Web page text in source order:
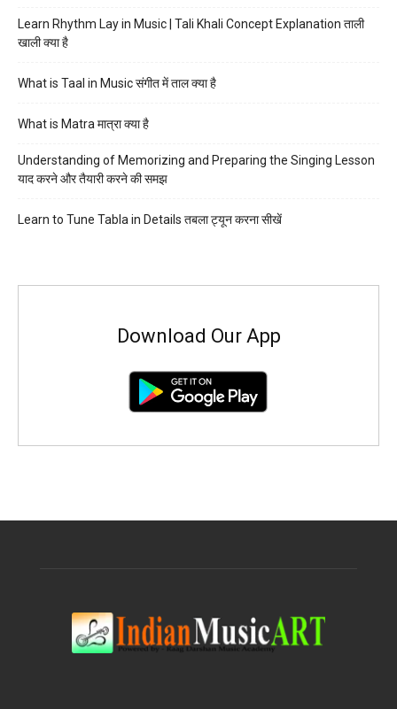
Learn Rhythm Lay in Music | Tali Khali Concept Explanation ताली
खाली क्या है
What is Taal in Music संगीत में ताल क्या है
What is Matra मात्रा क्या है
Understanding of Memorizing and Preparing the Singing Lesson
याद करने और तैयारी करने की समझ
Learn to Tune Tabla in Details तबला ट्यून करना सीखें
Download Our App